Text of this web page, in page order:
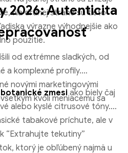
Micko Pie 600 Obláčiky
€4.37
možnosti
Na druhej strane sú tieto
výrazne výhodnejšie ako
použitie.
2026: Autenticita
od extrémne sladkých, od
a komplexné profily.
novými marketingovými
kvôli meniacemu sa
botanické zmesiako biely čaj
alebo kyslé citrusové tóny.
tabakové príchute, ale v
“Extrahujte tekutiny”
ktorý je obľúbený najmä u